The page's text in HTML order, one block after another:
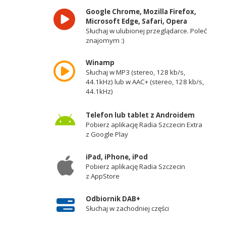
Google Chrome, Mozilla Firefox,
Microsoft Edge, Safari, Opera
Słuchaj w ulubionej przeglądarce. Poleć
znajomym :)
Winamp
Słuchaj w MP3 (stereo, 128 kb/s,
44.1kHz) lub w AAC+ (stereo, 128 kb/s,
44.1kHz)
Telefon lub tablet z Androidem
Pobierz aplikację Radia Szczecin Extra
z Google Play
iPad, iPhone, iPod
Pobierz aplikację Radia Szczecin
z AppStore
Odbiornik DAB+
Słuchaj w zachodniej części